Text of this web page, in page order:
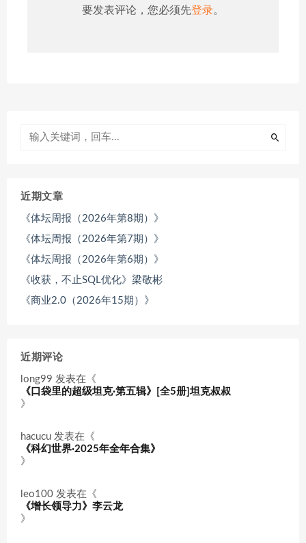
要发表评论，您必须先登录。
近期文章
《体坛周报（2026年第8期）》
《体坛周报（2026年第7期）》
《体坛周报（2026年第6期）》
《收获，不止SQL优化》梁敬彬
《商业2.0（2026年15期）》
近期评论
long99 发表在《
《口袋里的超级坦克·第五辑》[全5册]坦克叔叔
》
hacucu 发表在《
《科幻世界·2025年全年合集》
》
leo100 发表在《
《增长领导力》李云龙
》